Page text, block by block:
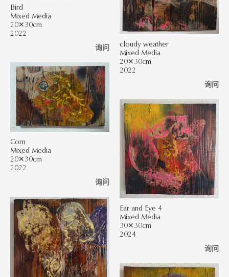
Bird
Mixed Media
20✕30cm
2022
询问
cloudy weather
Mixed Media
20✕30cm
2022
询问
Corn
Mixed Media
20✕30cm
2022
询问
Ear and Eye 4
Mixed Media
30✕30cm
2024
询问